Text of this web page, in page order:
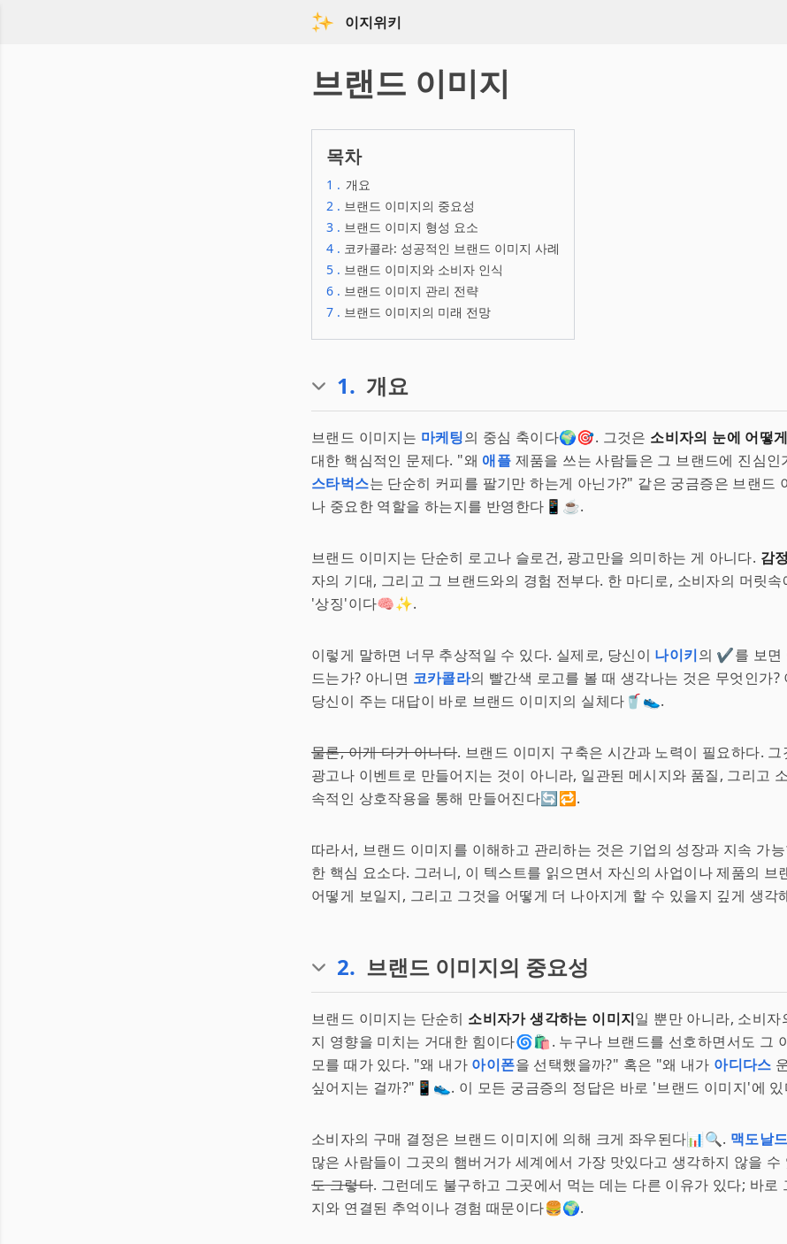
이지위키
브랜드 이미지
목차
1 . 개요
2 . 브랜드 이미지의 중요성
3 . 브랜드 이미지 형성 요소
4 . 코카콜라: 성공적인 브랜드 이미지 사례
5 . 브랜드 이미지와 소비자 인식
6 . 브랜드 이미지 관리 전략
7 . 브랜드 이미지의 미래 전망
1. 개요
브랜드 이미지는 마케팅의 중심 축이다🌍🎯. 그것은 소비자의 눈에 어떻
대한 핵심적인 문제다. "왜 애플 제품을 쓰는 사람들은 그 브랜드에 진심인
스타벅스는 단순히 커피를 팔기만 하는게 아닌가?" 같은 궁금증은 브랜드
나 중요한 역할을 하는지를 반영한다📱☕️.
브랜드 이미지는 단순히 로고나 슬로건, 광고만을 의미하는 게 아니다. 감
자의 기대, 그리고 그 브랜드와의 경험 전부다. 한 마디로, 소비자의 머릿속
'상징'이다🧠✨.
이렇게 말하면 너무 추상적일 수 있다. 실제로, 당신이 나이키의 ✔️를 보면
드는가? 아니면 코카콜라의 빨간색 로고를 볼 때 생각나는 것은 무엇인가?
당신이 주는 대답이 바로 브랜드 이미지의 실체다🥤👟.
물론, 이게 다가 아니다. 브랜드 이미지 구축은 시간과 노력이 필요하다. 그
광고나 이벤트로 만들어지는 것이 아니라, 일관된 메시지와 품질, 그리고
속적인 상호작용을 통해 만들어진다🔄🔁.
따라서, 브랜드 이미지를 이해하고 관리하는 것은 기업의 성장과 지속 가
한 핵심 요소다. 그러니, 이 텍스트를 읽으면서 자신의 사업이나 제품의 브
어떻게 보일지, 그리고 그것을 어떻게 더 나아지게 할 수 있을지 깊게 생
2. 브랜드 이미지의 중요성
브랜드 이미지는 단순히 소비자가 생각하는 이미지일 뿐만 아니라, 소비자
지 영향을 미치는 거대한 힘이다🌀🛍. 누구나 브랜드를 선호하면서도 그
모를 때가 있다. "왜 내가 아이폰을 선택했을까?" 혹은 "왜 내가 아디다스
싶어지는 걸까?"📱👟. 이 모든 궁금증의 정답은 바로 '브랜드 이미지'에 있
소비자의 구매 결정은 브랜드 이미지에 의해 크게 좌우된다📊🔍. 맥도날드
많은 사람들이 그곳의 햄버거가 세계에서 가장 맛있다고 생각하지 않을
도 그렇다. 그런데도 불구하고 그곳에서 먹는 데는 다른 이유가 있다; 바로
지와 연결된 추억이나 경험 때문이다🍔🌍.